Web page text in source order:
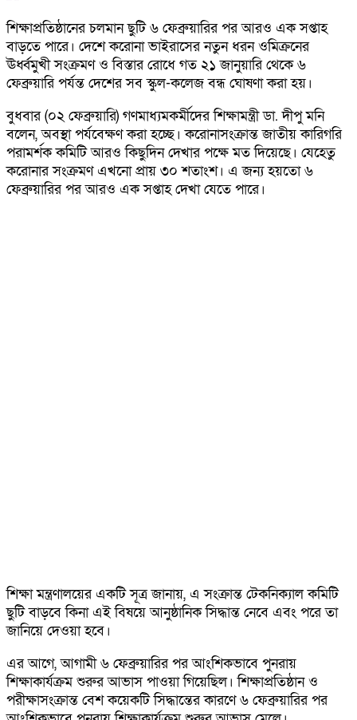
শিক্ষাপ্রতিষ্ঠানের চলমান ছুটি ৬ ফেব্রুয়ারির পর আরও এক সপ্তাহ
বাড়তে পারে। দেশে করোনা ভাইরাসের নতুন ধরন ওমিক্রনের
ঊর্ধ্বমুখী সংক্রমণ ও বিস্তার রোধে গত ২১ জানুয়ারি থেকে ৬
ফেব্রুয়ারি পর্যন্ত দেশের সব স্কুল-কলেজ বন্ধ ঘোষণা করা হয়।
বুধবার (০২ ফেব্রুয়ারি) গণমাধ্যমকর্মীদের শিক্ষামন্ত্রী ডা. দীপু মনি
বলেন, অবস্থা পর্যবেক্ষণ করা হচ্ছে। করোনাসংক্রান্ত জাতীয় কারিগরি
পরামর্শক কমিটি আরও কিছুদিন দেখার পক্ষে মত দিয়েছে। যেহেতু
করোনার সংক্রমণ এখনো প্রায় ৩০ শতাংশ। এ জন্য হয়তো ৬
ফেব্রুয়ারির পর আরও এক সপ্তাহ দেখা যেতে পারে।
শিক্ষা মন্ত্রণালয়ের একটি সূত্র জানায়, এ সংক্রান্ত টেকনিক্যাল কমিটি
ছুটি বাড়বে কিনা এই বিষয়ে আনুষ্ঠানিক সিদ্ধান্ত নেবে এবং পরে তা
জানিয়ে দেওয়া হবে।
এর আগে, আগামী ৬ ফেব্রুয়ারির পর আংশিকভাবে পুনরায়
শিক্ষাকার্যক্রম শুরুর আভাস পাওয়া গিয়েছিল। শিক্ষাপ্রতিষ্ঠান ও
পরীক্ষাসংক্রান্ত বেশ কয়েকটি সিদ্ধান্তের কারণে ৬ ফেব্রুয়ারির পর